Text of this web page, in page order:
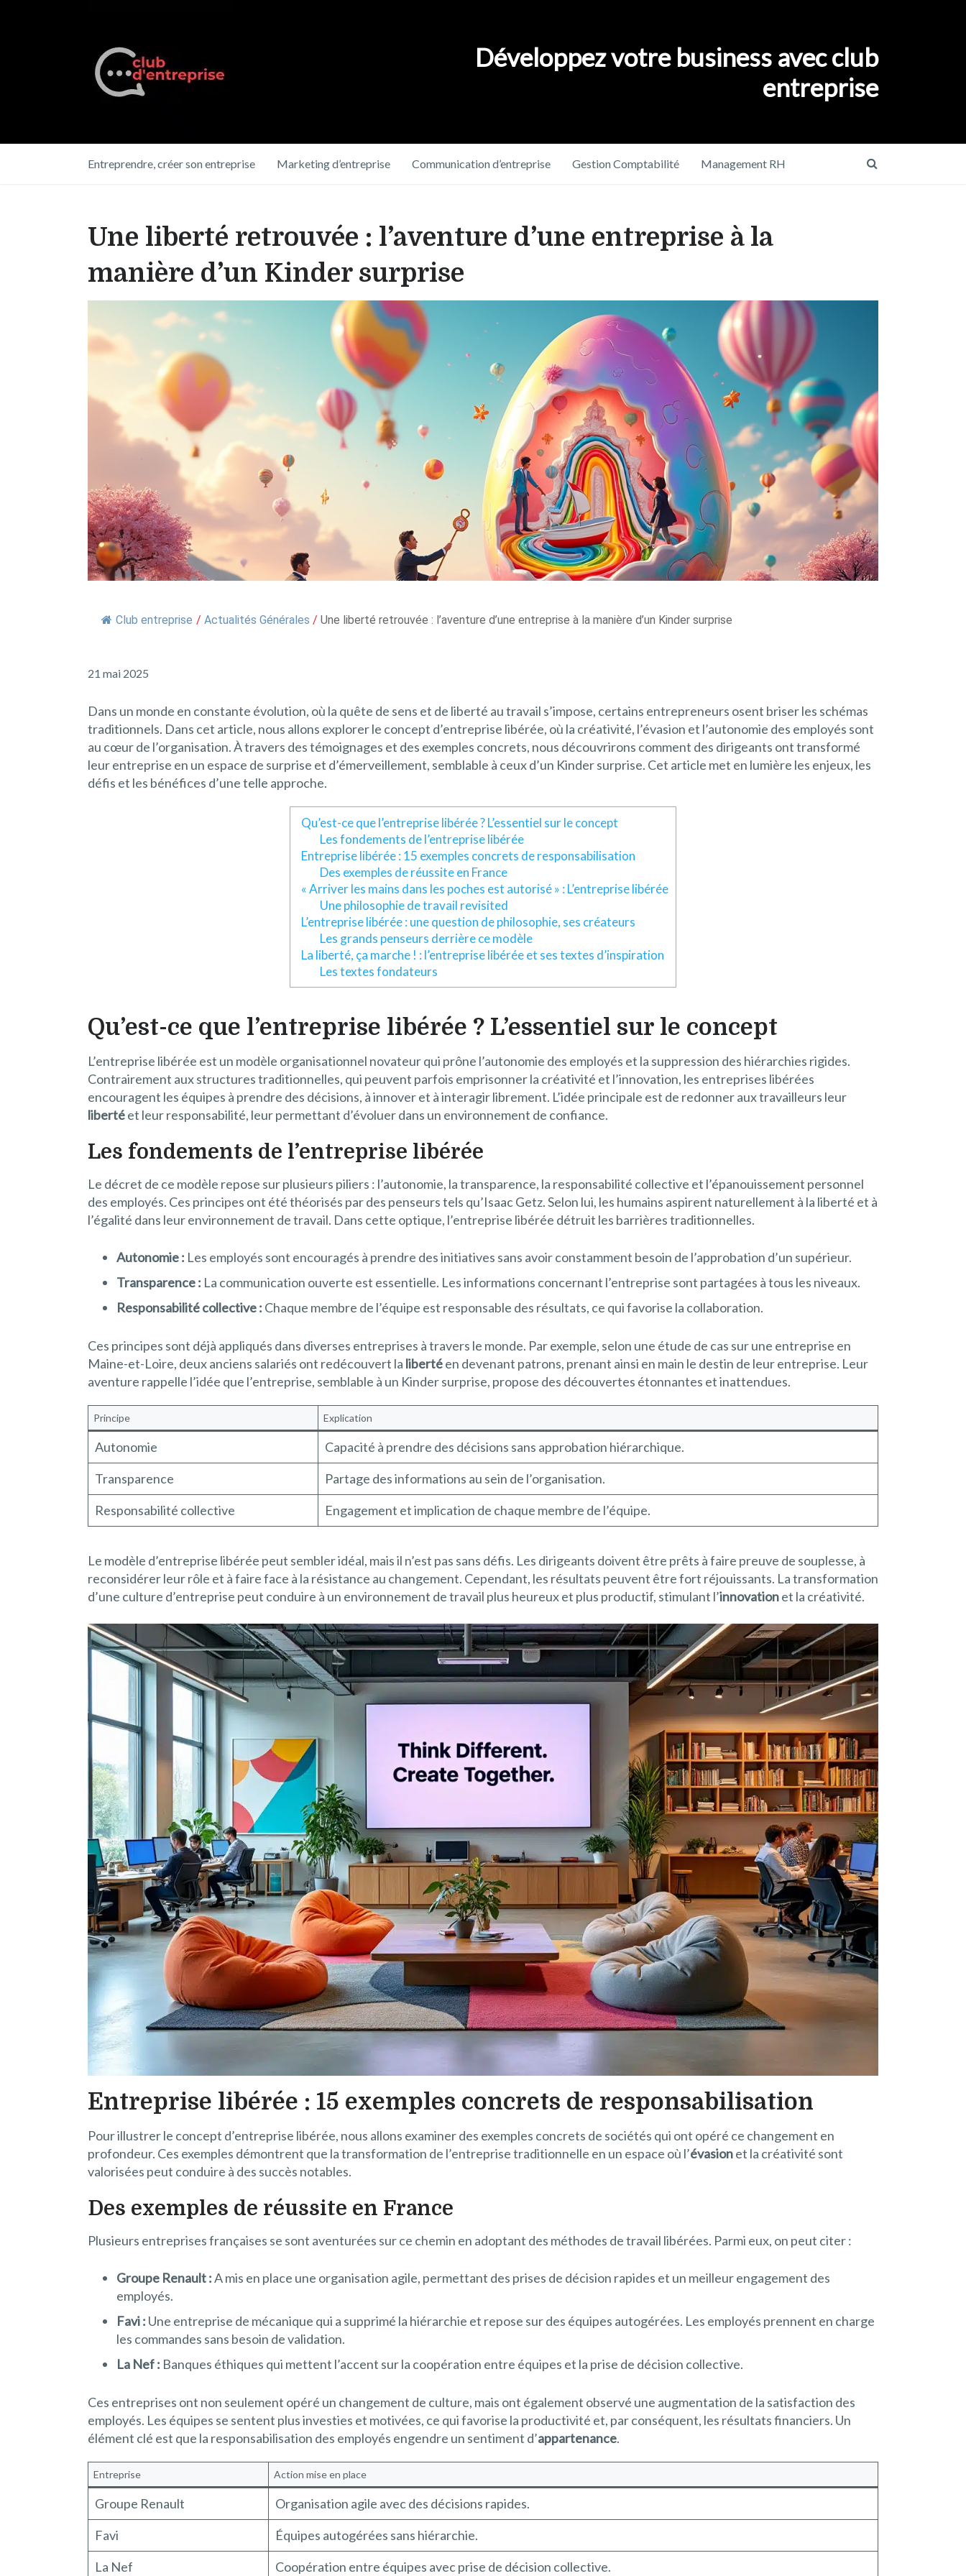
Développez votre business avec club
entreprise
Entreprendre, créer son entreprise Marketing d’entreprise Communication d’entreprise Gestion Comptabilité Management RH
Une liberté retrouvée : l’aventure d’une entreprise à la
manière d’un Kinder surprise
Club entreprise / Actualités Générales / Une liberté retrouvée : l’aventure d’une entreprise à la manière d’un Kinder surprise
21 mai 2025
Dans un monde en constante évolution, où la quête de sens et de liberté au travail s’impose, certains entrepreneurs osent briser les schémas
traditionnels. Dans cet article, nous allons explorer le concept d’entreprise libérée, où la créativité, l’évasion et l’autonomie des employés sont
au cœur de l’organisation. À travers des témoignages et des exemples concrets, nous découvrirons comment des dirigeants ont transformé
leur entreprise en un espace de surprise et d’émerveillement, semblable à ceux d’un Kinder surprise. Cet article met en lumière les enjeux, les
défis et les bénéfices d’une telle approche.
Qu’est-ce que l’entreprise libérée ? L’essentiel sur le concept
Les fondements de l’entreprise libérée
Entreprise libérée : 15 exemples concrets de responsabilisation
Des exemples de réussite en France
« Arriver les mains dans les poches est autorisé » : L’entreprise libérée
Une philosophie de travail revisited
L’entreprise libérée : une question de philosophie, ses créateurs
Les grands penseurs derrière ce modèle
La liberté, ça marche ! : l’entreprise libérée et ses textes d’inspiration
Les textes fondateurs
Qu’est-ce que l’entreprise libérée ? L’essentiel sur le concept
L’entreprise libérée est un modèle organisationnel novateur qui prône l’autonomie des employés et la suppression des hiérarchies rigides.
Contrairement aux structures traditionnelles, qui peuvent parfois emprisonner la créativité et l’innovation, les entreprises libérées
encouragent les équipes à prendre des décisions, à innover et à interagir librement. L’idée principale est de redonner aux travailleurs leur
libertéet leur responsabilité, leur permettant d’évoluer dans un environnement de confiance.
Les fondements de l’entreprise libérée
Le décret de ce modèle repose sur plusieurs piliers : l’autonomie, la transparence, la responsabilité collective et l’épanouissement personnel
des employés. Ces principes ont été théorisés par des penseurs tels qu’Isaac Getz. Selon lui, les humains aspirent naturellement à la liberté et à
l’égalité dans leur environnement de travail. Dans cette optique, l’entreprise libérée détruit les barrières traditionnelles.
Autonomie : Les employés sont encouragés à prendre des initiatives sans avoir constamment besoin de l’approbation d’un supérieur.
Transparence : La communication ouverte est essentielle. Les informations concernant l’entreprise sont partagées à tous les niveaux.
Responsabilité collective : Chaque membre de l’équipe est responsable des résultats, ce qui favorise la collaboration.
Ces principes sont déjà appliqués dans diverses entreprises à travers le monde. Par exemple, selon une étude de cas sur une entreprise en
Maine-et-Loire, deux anciens salariés ont redécouvert la libertéen devenant patrons, prenant ainsi en main le destin de leur entreprise. Leur
aventure rappelle l’idée que l’entreprise, semblable à un Kinder surprise, propose des découvertes étonnantes et inattendues.
Principe Explication
Autonomie
Capacité à prendre des décisions sans approbation hiérarchique.
Transparence
Partage des informations au sein de l’organisation.
Responsabilité collective
Engagement et implication de chaque membre de l’équipe.
Le modèle d’entreprise libérée peut sembler idéal, mais il n’est pas sans défis. Les dirigeants doivent être prêts à faire preuve de souplesse, à
reconsidérer leur rôle et à faire face à la résistance au changement. Cependant, les résultats peuvent être fort réjouissants. La transformation
d’une culture d’entreprise peut conduire à un environnement de travail plus heureux et plus productif, stimulant l’innovationet la créativité.
Entreprise libérée : 15 exemples concrets de responsabilisation
Pour illustrer le concept d’entreprise libérée, nous allons examiner des exemples concrets de sociétés qui ont opéré ce changement en
profondeur. Ces exemples démontrent que la transformation de l’entreprise traditionnelle en un espace où l’évasionet la créativité sont
valorisées peut conduire à des succès notables.
Des exemples de réussite en France
Plusieurs entreprises françaises se sont aventurées sur ce chemin en adoptant des méthodes de travail libérées. Parmi eux, on peut citer :
Groupe Renault :A mis en place une organisation agile, permettant des prises de décision rapides et un meilleur engagement des
employés.
Favi : Une entreprise de mécanique qui a supprimé la hiérarchie et repose sur des équipes autogérées. Les employés prennent en charge
les commandes sans besoin de validation.
La Nef : Banques éthiques qui mettent l’accent sur la coopération entre équipes et la prise de décision collective.
Ces entreprises ont non seulement opéré un changement de culture, mais ont également observé une augmentation de la satisfaction des
employés. Les équipes se sentent plus investies et motivées, ce qui favorise la productivité et, par conséquent, les résultats financiers. Un
élément clé est que la responsabilisation des employés engendre un sentiment d’appartenance.
Entreprise Action mise en place
Groupe Renault
Organisation agile avec des décisions rapides.
Favi
Équipes autogérées sans hiérarchie.
La Nef
Coopération entre équipes avec prise de décision collective.